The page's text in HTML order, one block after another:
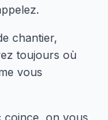
chantier,
toujours où
vous
coince, on vous